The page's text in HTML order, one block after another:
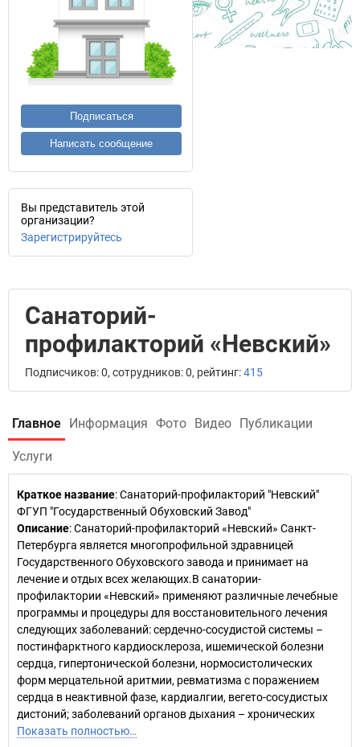
Подписаться
Написать сообщение
Вы представитель этой
организации?
Зарегистрируйтесь
Санаторий-
профилакторий «Невский»
Подписчиков: 0, сотрудников: 0, рейтинг:415
Главное Информация Фото Видео Публикации
Услуги
Краткое название:Санаторий-профилакторий "Невский"
ФГУП "Государственный Обуховский Завод"
Описание: Санаторий-профилакторий «Невский» Санкт-
Петербурга является многопрофильной здравницей
Государственного Обуховского завода и принимает на
лечение и отдых всех желающих.В санатории-
профилактории «Невский» применяют различные лечебные
программы и процедуры для восстановительного лечения
следующих заболеваний: сердечно-сосудистой системы –
постинфарктного кардиосклероза, ишемической болезни
сердца, гипертонической болезни, нормосистолических
форм мерцательной аритмии, ревматизма с поражением
сердца в неактивной фазе, кардиалгии, вегето-сосудистых
дистоний; заболеваний органов дыхания – хронических
Показать полностью…